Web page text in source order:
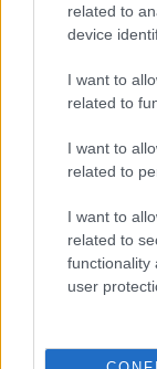
related to
device
I want to
related to
I want to
related to
I want to
related to
functionality
user
Descubre las
Lucía Marín · 8 Ago